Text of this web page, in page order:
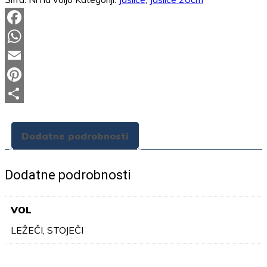
Facebook
WhatsApp
Email
Pinterest
Dodatne podrobnosti
Dodatne podrobnosti
VOL
LEŽEČI, STOJEČI